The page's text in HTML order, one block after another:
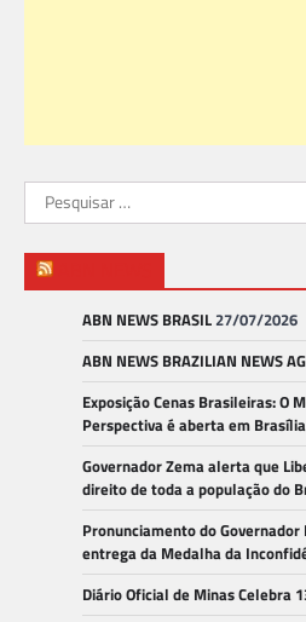
Pesquisar
por:
ABN NEWS BRASIL27/07/2026
ABN NEWS BRAZILIAN NEWS
Exposição Cenas Brasileiras: O
Perspectiva é aberta em Brasília
Governador Zema alerta que
direito de toda a população do
Pronunciamento do
entrega da Medalha da
Diário Oficial de Minas Celebra